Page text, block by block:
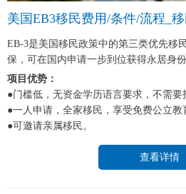
EB-3是美国移民政策中的第三类优先移
保，可在国内申请一步到位获得永居身份
项目优势：
●门槛低，无资金学历语言要求，不需要
●一人申请，全家移民，享受免费公立教
●可邀请亲属移民。
查看详情